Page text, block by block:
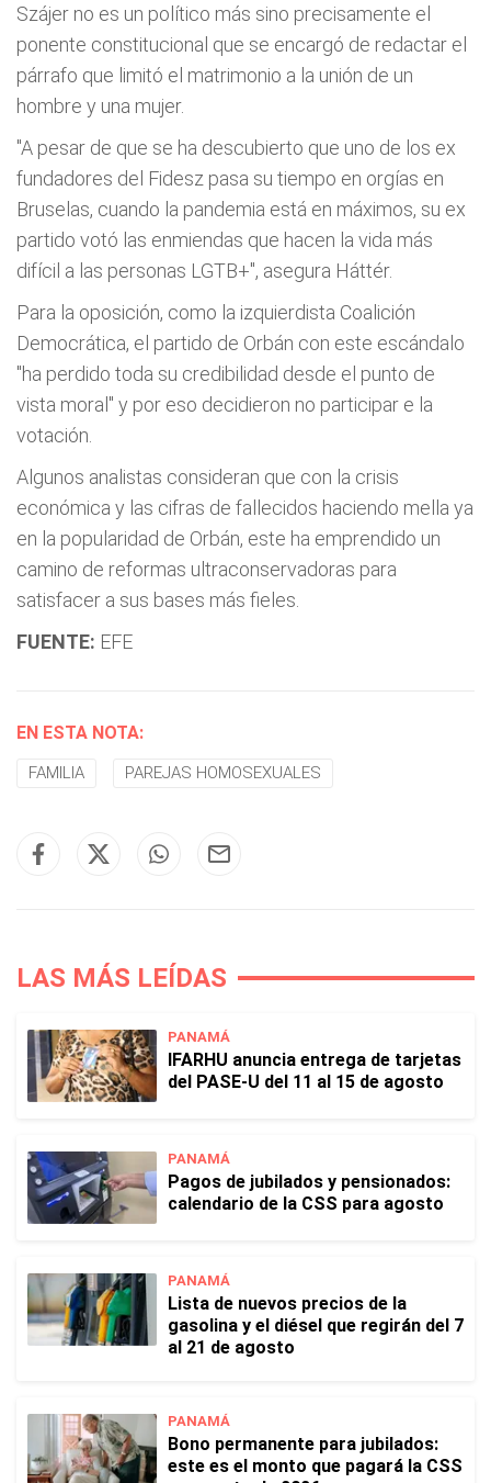
Szájer no es un político más sino precisamente el
ponente constitucional que se encargó de redactar el
párrafo que limitó el matrimonio a la unión de un
hombre y una mujer.
"A pesar de que se ha descubierto que uno de los ex
fundadores del Fidesz pasa su tiempo en orgías en
Bruselas, cuando la pandemia está en máximos, su ex
partido votó las enmiendas que hacen la vida más
difícil a las personas LGTB+", asegura Háttér.
Para la oposición, como la izquierdista Coalición
Democrática, el partido de Orbán con este escándalo
"ha perdido toda su credibilidad desde el punto de
vista moral" y por eso decidieron no participar e la
votación.
Algunos analistas consideran que con la crisis
económica y las cifras de fallecidos haciendo mella ya
en la popularidad de Orbán, este ha emprendido un
camino de reformas ultraconservadoras para
satisfacer a sus bases más fieles.
FUENTE: EFE
EN ESTA NOTA:
FAMILIA PAREJAS HOMOSEXUALES
LAS MÁS LEÍDAS
PANAMÁ
IFARHU anuncia entrega de tarjetas
del PASE-U del 11 al 15 de agosto
PANAMÁ
Pagos de jubilados y pensionados:
calendario de la CSS para agosto
PANAMÁ
Lista de nuevos precios de la
gasolina y el diésel que regirán del 7
al 21 de agosto
PANAMÁ
Bono permanente para jubilados:
este es el monto que pagará la CSS